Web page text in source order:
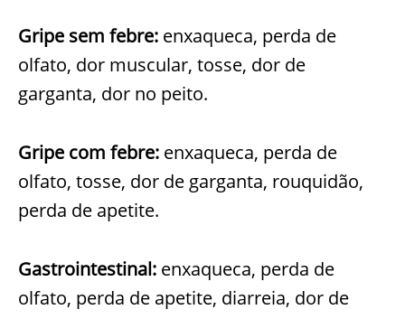
Gripe sem febre: enxaqueca, perda de
olfato, dor muscular, tosse, dor de
garganta, dor no peito.
Gripe com febre: enxaqueca, perda de
olfato, tosse, dor de garganta, rouquidão,
perda de apetite.
Gastrointestinal: enxaqueca, perda de
olfato, perda de apetite, diarreia, dor de